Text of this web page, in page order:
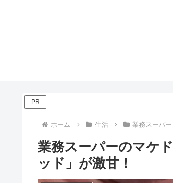
PR
ホーム 生活 業務スーパー
業務スーパーのマケ
ッド」が激甘！